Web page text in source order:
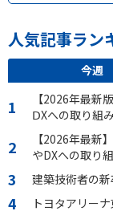
人気記事ラン
今週
【2026年最新
ⅮXへの取り組
【2026年最新
やDXへの取り
建築技術者の
トヨタアリー